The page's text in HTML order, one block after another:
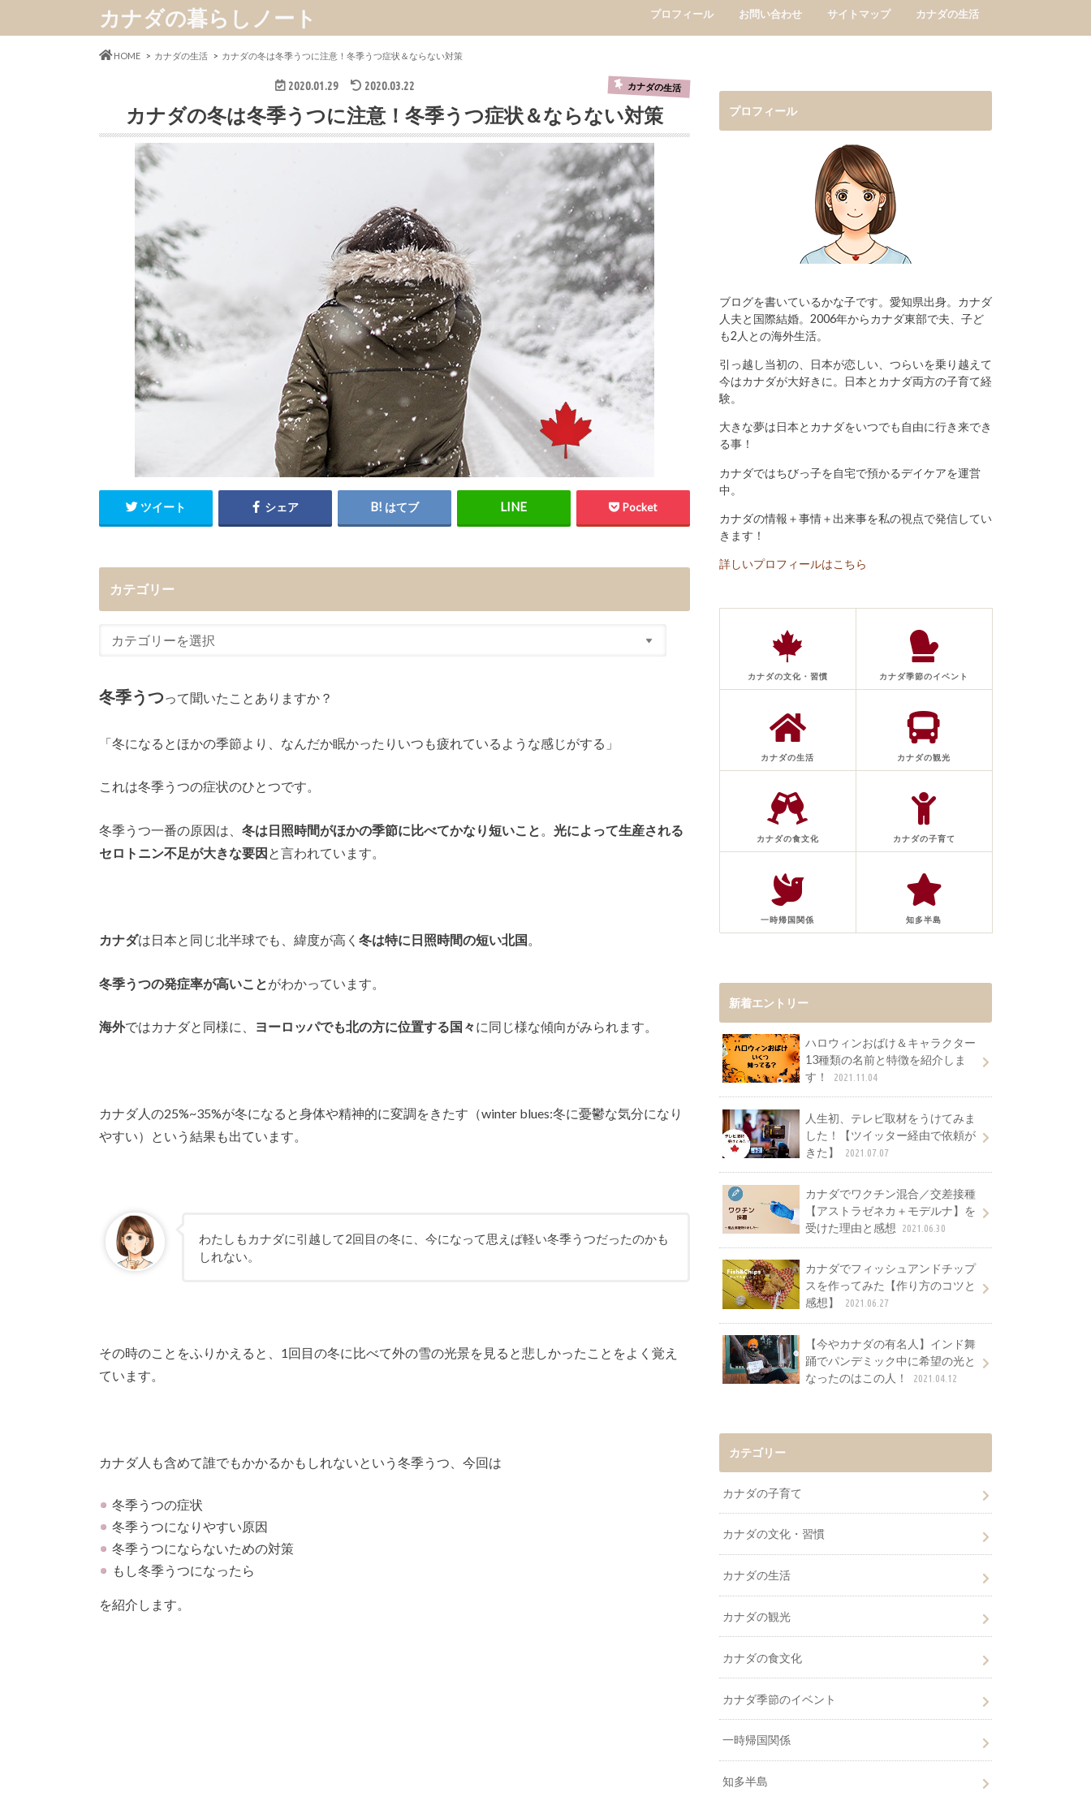
カナダの暮らしノート プロフィール お問い合わせ サイトマップ カナダの生活
HOME カナダの生活 カナダの冬は冬季うつに注意！冬季うつ症状＆ならない対策
2020.01.29 2020.03.22 カナダの生活
カナダの冬は冬季うつに注意！冬季うつ症状＆ならない対策
ツイート シェア はてブ Pocket
カテゴリー
冬季うつって聞いたことありますか？
「冬になるとほかの季節より、なんだか眠かったりいつも疲れているような感じがする」
これは冬季うつの症状のひとつです。
冬季うつ一番の原因は、 冬は日照時間がほかの季節に比べてかなり短いこと
光によって生産される
セロトニン不足が大きな要因 と言われています。
カナダは日本と同じ北半球でも、緯度が高く 冬は特に日照時間の短い北国。
冬季うつの発症率が高いことがわかっています。
海外ではカナダと同様に、 ヨーロッパでも北の方に位置する国々に同じ様な傾向がみられます。
カナダ人の25%~35%が冬になると身体や精神的に変調をきたす（winter blues:冬に憂鬱な気分になり
やすい）という結果も出ています。
わたしもカナダに引越して2回目の冬に、今になって思えば軽い冬季うつだったのかも
しれない。
その時のことをふりかえると、1回目の冬に比べて外の雪の光景を見ると悲しかったことをよく覚え
ています。
カナダ人も含めて誰でもかかるかもしれないという冬季うつ、今回は
冬季うつの症状
冬季うつになりやすい原因
冬季うつにならないための対策
もし冬季うつになったら
を紹介します。
プロフィール
ブログを書いているかな子です。愛知県出身。カナダ
人夫と国際結婚。2006年からカナダ東部で夫、子ど
も2人との海外生活。
引っ越し当初の、日本が恋しい、つらいを乗り越えて
今はカナダが大好きに。日本とカナダ両方の子育て経
験。
大きな夢は日本とカナダをいつでも自由に行き来でき
る事！
カナダではちびっ子を自宅で預かるデイケアを運営
中。
カナダの情報＋事情＋出来事を私の視点で発信してい
きます！
詳しいプロフィールはこちら
カナダの文化・習慣 カナダ季節のイベント
カナダの生活 カナダの観光
カナダの食文化 カナダの子育て
一時帰国関係 知多半島
新着エントリー
ハロウィンおばけ＆キャラクター
13種類の名前と特徴を紹介しま
す！
2021.11.04
人生初、テレビ取材をうけてみま
した！【ツイッター経由で依頼が
きた】
2021.07.07
カナダでワクチン混合／交差接種
【アストラゼネカ＋モデルナ】を
受けた理由と感想
2021.06.30
カナダでフィッシュアンドチップ
スを作ってみた【作り方のコツと
感想】
2021.06.27
【今やカナダの有名人】インド舞
踊でパンデミック中に希望の光と
なったのはこの人！
2021.04.12
カテゴリー
カナダの子育て
カナダの文化・習慣
カナダの生活
カナダの観光
カナダの食文化
カナダ季節のイベント
一時帰国関係
知多半島